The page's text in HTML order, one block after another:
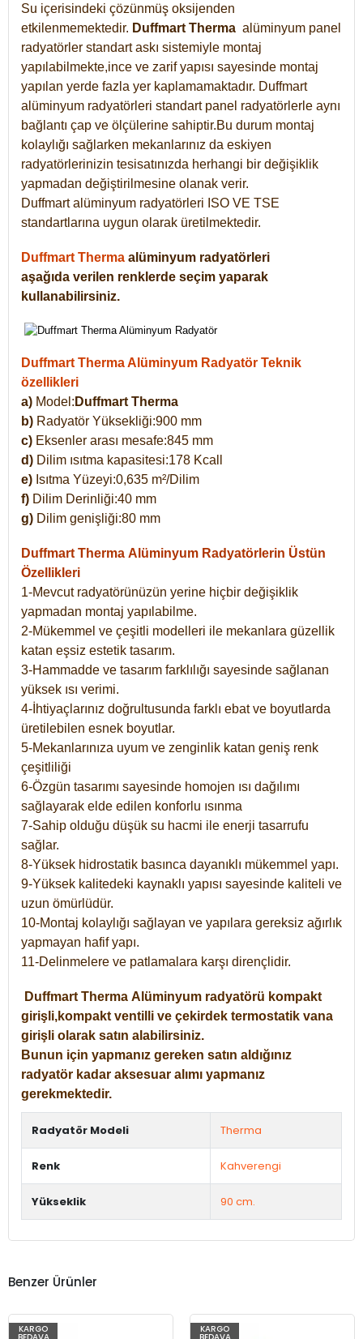
Su içerisindeki çözünmüş oksijenden
etkilenmemektedir. Duffmart Therma alüminyum panel
radyatörler standart askı sistemiyle montaj
yapılabilmekte,ince ve zarif yapısı sayesinde montaj
yapılan yerde fazla yer kaplamamaktadır. Duffmart
alüminyum radyatörleri standart panel radyatörlerle aynı
bağlantı çap ve ölçülerine sahiptir.Bu durum montaj
kolaylığı sağlarken mekanlarınız da eskiyen
radyatörlerinizin tesisatınızda herhangi bir değişiklik
yapmadan değiştirilmesine olanak verir.
Duffmart alüminyum radyatörleri ISO VE TSE
standartlarına uygun olarak üretilmektedir.
Duffmart Therma alüminyum radyatörleri
aşağıda verilen renklerde seçim yaparak
kullanabilirsiniz.
Duffmart Therma Alüminyum Radyatör Teknik
özellikleri
a) Model: Duffmart Therma
b) Radyatör Yüksekliği:900 mm
c) Eksenler arası mesafe:845 mm
d) Dilim ısıtma kapasitesi:178 Kcall
e) Isıtma Yüzeyi:0,635 m²/Dilim
f) Dilim Derinliği:40 mm
g) Dilim genişliği:80 mm
Duffmart Therma Alüminyum Radyatörlerin Üstün
Özellikleri
1-Mevcut radyatörünüzün yerine hiçbir değişiklik
yapmadan montaj yapılabilme.
2-Mükemmel ve çeşitli modelleri ile mekanlara güzellik
katan eşsiz estetik tasarım.
3-Hammadde ve tasarım farklılığı sayesinde sağlanan
yüksek ısı verimi.
4-İhtiyaçlarınız doğrultusunda farklı ebat ve boyutlarda
üretilebilen esnek boyutlar.
5-Mekanlarınıza uyum ve zenginlik katan geniş renk
çeşitliliği
6-Özgün tasarımı sayesinde homojen ısı dağılımı
sağlayarak elde edilen konforlu ısınma
7-Sahip olduğu düşük su hacmi ile enerji tasarrufu
sağlar.
8-Yüksek hidrostatik basınca dayanıklı mükemmel yapı.
9-Yüksek kalitedeki kaynaklı yapısı sayesinde kaliteli ve
uzun ömürlüdür.
10-Montaj kolaylığı sağlayan ve yapılara gereksiz ağırlık
yapmayan hafif yapı.
11-Delinmelere ve patlamalara karşı dirençlidir.
Duffmart Therma Alüminyum radyatörü kompakt
girişli,kompakt ventilli ve çekirdek termostatik vana
girişli olarak satın alabilirsiniz.
Bunun için yapmanız gereken satın aldığınız
radyatör kadar aksesuar alımı yapmanız
gerekmektedir.
Radyatör Modeli Therma
Renk Kahverengi
Yükseklik 90 cm.
Benzer Ürünler
KARGO KARGO